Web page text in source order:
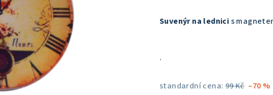
produktu
Suvenýr na lednicis
.
standardní cena: 99 Kč –70 %